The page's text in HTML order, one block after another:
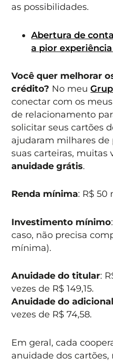
as possibilidades.
Abertura de
a pior
Você quer melhorar
crédito? No meu
conectar com os
de relacionamento
solicitar seus cartões
ajudaram milhares de
suas carteiras, muitas
anuidade grátis.
Renda mínima: R$ 50
Investimento mínimo
caso, não precisa
mínima).
Anuidade do titular:
vezes de R$ 149,15.
Anuidade do adicional
vezes de R$ 74,58.
Em geral, cada
anuidade dos cartões,